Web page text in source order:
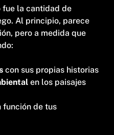
fue la cantidad de
Al principio, parece
pero a medida que
con sus propias historias
en los paisajes
función de tus